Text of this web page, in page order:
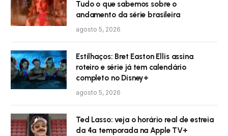
Tudo o que sabemos sobre o
andamento da série brasileira
agosto 5, 2026
Estilhaços: Bret Easton Ellis assina
roteiro e série já tem calendário
completo no Disney+
agosto 5, 2026
Ted Lasso: veja o horário real de estreia
da 4ª temporada na Apple TV+